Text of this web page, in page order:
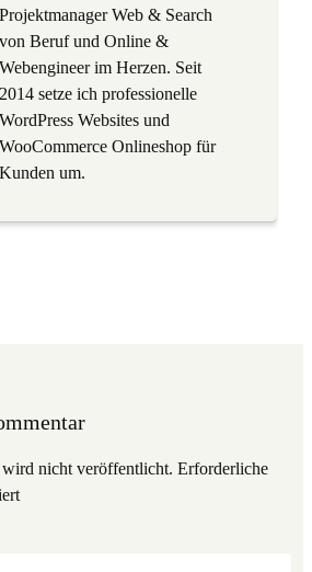
Projektmanager Web & Search
von Beruf und Online &
Webengineer im Herzen. Seit
2014 setze ich professionelle
WordPress Websites und
WooCommerce Onlineshop für
Kunden um.
nicht veröffentlicht. Erforderliche